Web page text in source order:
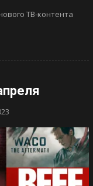
ТВ-контента